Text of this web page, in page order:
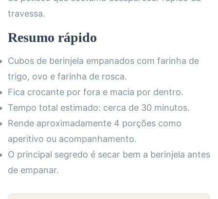
travessa.
Resumo rápido
Cubos de berinjela empanados com farinha de
trigo, ovo e farinha de rosca.
Fica crocante por fora e macia por dentro.
Tempo total estimado: cerca de 30 minutos.
Rende aproximadamente 4 porções como
aperitivo ou acompanhamento.
O principal segredo é secar bem a berinjela antes
de empanar.